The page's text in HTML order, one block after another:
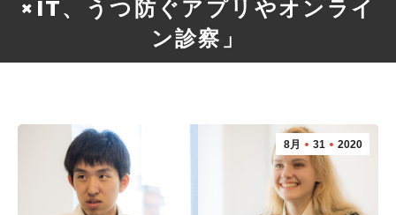
×IT、うつ防ぐアプリやオンライ
ン診察」
8月 31 2020